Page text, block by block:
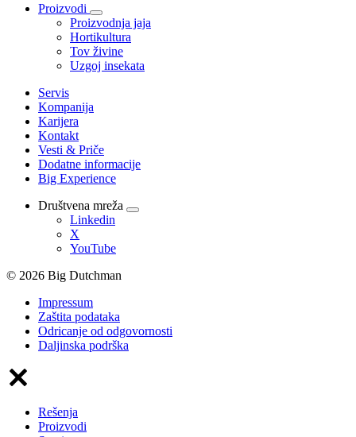
Proizvodi
Proizvodnja jaja
Hortikultura
Tov živine
Uzgoj insekata
Servis
Kompanija
Karijera
Kontakt
Vesti & Priče
Dodatne informacije
Big Experience
Društvena mreža
Linkedin
X
YouTube
© 2026 Big Dutchman
Impressum
Zaštita podataka
Odricanje od odgovornosti
Daljinska podrška
Rešenja
Proizvodi